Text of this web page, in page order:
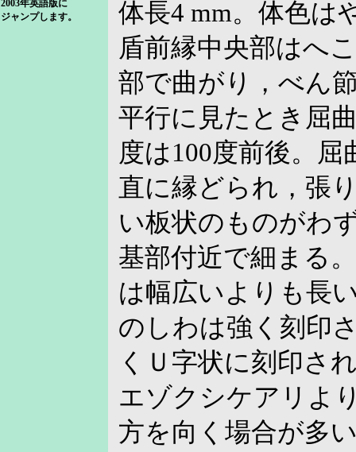
2003年英語版に
ジャンプします。
体長4 mm。体色は
盾前縁中央部はへ
部で曲がり，べん
平行に見たとき屈
度は100度前後。
直に縁どられ，張
い板状のものがわ
基部付近で細まる
は幅広いよりも長
のしわは強く刻印
くＵ字状に刻印さ
エゾクシケアリよ
方を向く場合が多